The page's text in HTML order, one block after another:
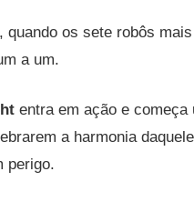
os sete robôs
a um.
entra em ação e
a harmonia
perigo.